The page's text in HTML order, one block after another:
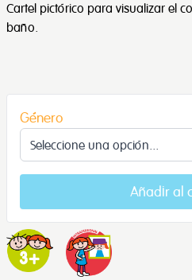
Cartel pictórico para visualizar el
baño.
Género
Añadir al